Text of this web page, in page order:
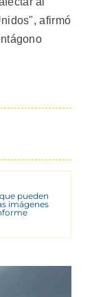
afirmó
pueden
imágenes